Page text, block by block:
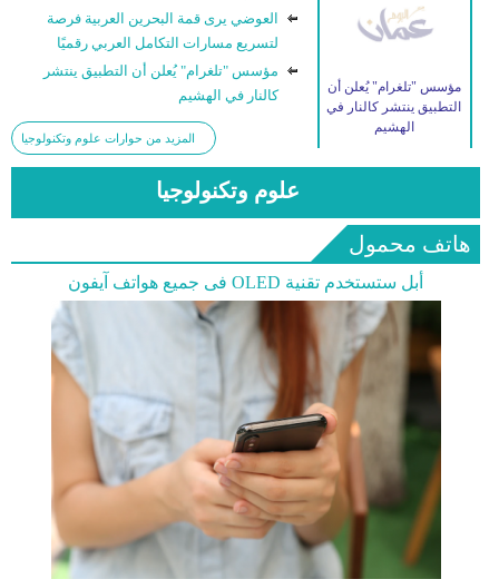
العوضي يرى قمة البحرين العربية فرصة
لتسريع مسارات التكامل العربي رقميًا
مؤسس "تلغرام" يُعلن أن التطبيق ينتشر
كالنار في الهشيم
المزيد من حوارات علوم وتكنولوجيا
مؤسس "تلغرام" يُعلن أن
التطبيق ينتشر كالنار في
الهشيم
علوم وتكنولوجيا
هاتف محمول
أبل ستستخدم تقنية OLED فى جميع هواتف آيفون